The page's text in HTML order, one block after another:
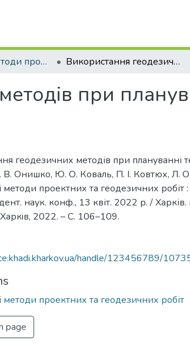
Інноваційні методи проектних та геодезичних робіт Використання геодезичних методів при плануванні території під забудову
при
геодезичних методів при плануванні
В. Онишко, Ю. О. Коваль, П. І. Ковтюх, Л.
методи проектних та геодезичних робіт
наук. конф., 13 квіт. 2022 р. /
2022. – С. 106–109.
handle/123456789/
методи проектних та геодезичних робіт
page